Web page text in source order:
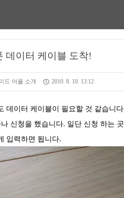
데이터 케이블 도착!
드 어플 소개 2010. 8. 10. 13:12
데이터 케이블이 필요할 것 같습니
신청을 했습니다. 일단 신청 하는
입력하면 됩니다.